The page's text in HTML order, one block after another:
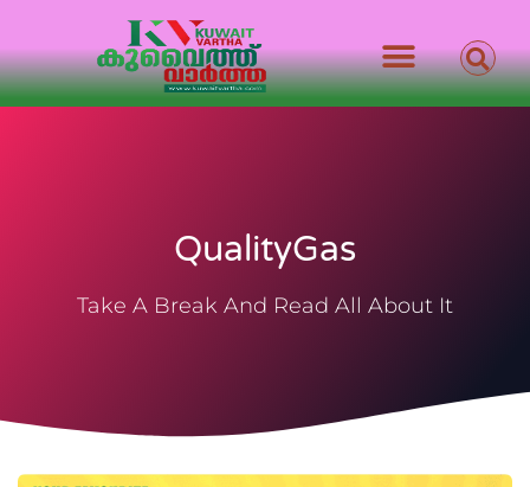
QualityGas
Take A Break And Read All About It